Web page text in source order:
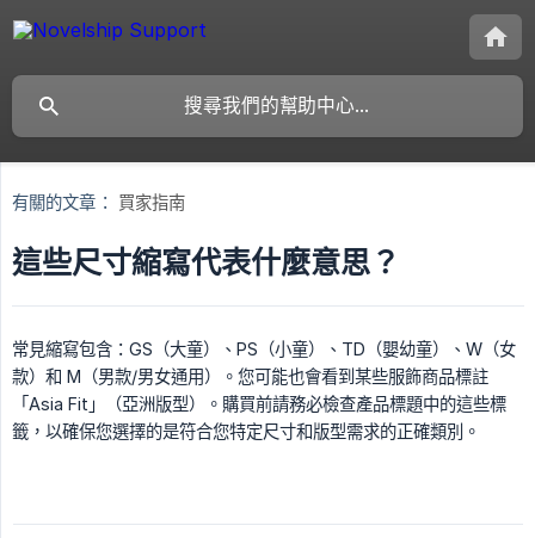
有關的文章： 買家指南
這些尺寸縮寫代表什麼意思？
常見縮寫包含：GS（大童）、PS（小童）、TD（嬰幼童）、W（女
款）和 M（男款/男女通用）。您可能也會看到某些服飾商品標註
「Asia Fit」（亞洲版型）。購買前請務必檢查產品標題中的這些標
籤，以確保您選擇的是符合您特定尺寸和版型需求的正確類別。